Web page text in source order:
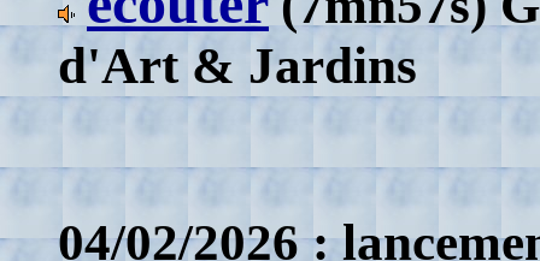
d'Art & Jardins
04/02/2026 :